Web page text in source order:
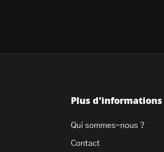
Plus d'informations
Qui sommes-nous ?
Contact